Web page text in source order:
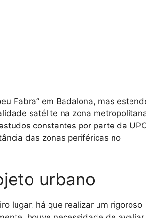
Fabra” em Badalona, mas
satélite na zona
constantes por parte da
das zonas periféricas no
urbano
lugar, há que realizar um rigoroso